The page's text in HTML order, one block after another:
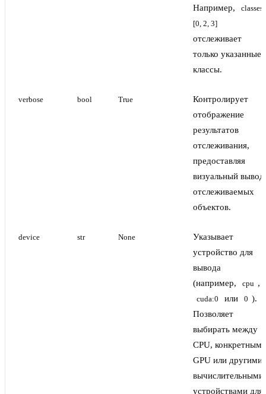
Например,
[0, 2, 3]
отслеживает
только указанные
классы.
verbose bool True
Контролирует
отображение
результатов
отслеживания,
предоставляя
визуальный вывод
отслеживаемых
объектов.
device str None
Указывает
устройство для
вывода
(например,
cpu ,
cuda:0 или 0 ).
Позволяет
выбирать между
CPU, конкретным
GPU или другими
вычислительными
устройствами для